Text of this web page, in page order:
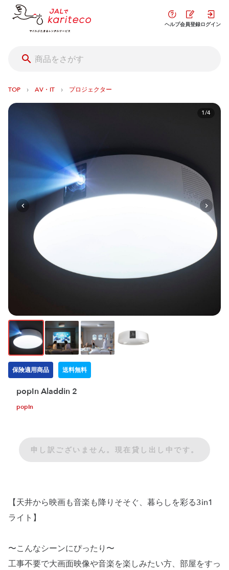
ヘルプ会員登録ログイン
TOP › AV・IT › プロジェクター
1/4
保険適用商品 送料無料
popIn Aladdin 2
popIn
申し訳ございません。現在貸し出し中です。
【天井から映画も音楽も降りそそぐ、暮らしを彩る3in1
ライト】
〜こんなシーンにぴったり〜
工事不要で大画面映像や音楽を楽しみたい方、部屋をすっ